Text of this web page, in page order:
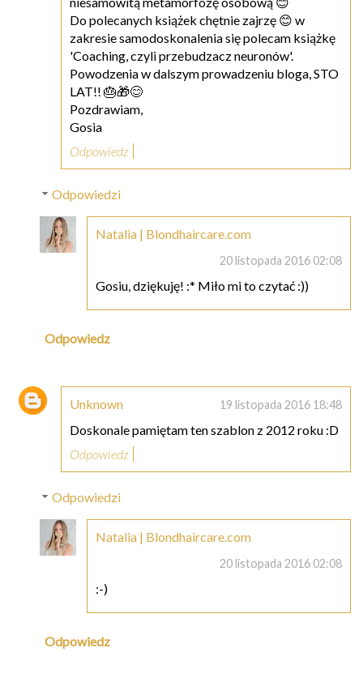
Do polecanych książek chętnie zajrzę 😊 w
zakresie samodoskonalenia się polecam książkę
'Coaching, czyli przebudzacz neuronów'.
Powodzenia w dalszym prowadzeniu bloga, STO
LAT!! 🎂🎁😊
Pozdrawiam,
Gosia
Odpowiedz
Odpowiedzi
Natalia | Blondhaircare.com
20 listopada 2016 02:08
Gosiu, dziękuję! :* Miło mi to czytać :))
Odpowiedz
Unknown 19 listopada 2016 18:48
Doskonale pamiętam ten szablon z 2012 roku :D
Odpowiedz
Odpowiedzi
Natalia | Blondhaircare.com
20 listopada 2016 02:08
:-)
Odpowiedz